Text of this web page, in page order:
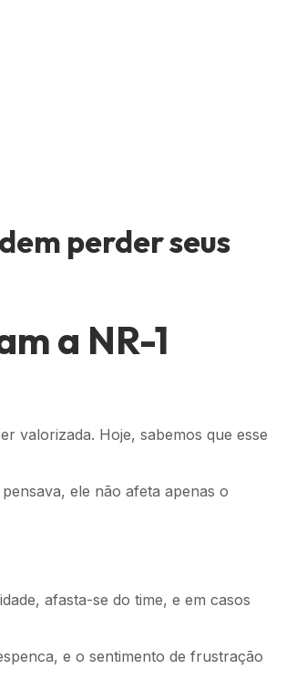
perder seus
a NR-1
valorizada. Hoje, sabemos que esse
ele não afeta apenas o
afasta-se do time, e em casos
e o sentimento de frustração